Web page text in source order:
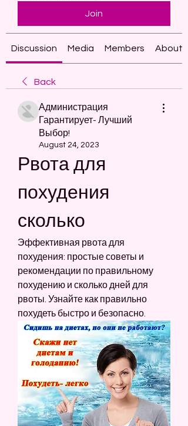
Join
Discussion Media Members About
Back
Администрация
Гарантирует- Лучший
Выбор!
August 24, 2023
Рвота для
похудения
сколько
Эффективная рвота для
похудения: простые советы и
рекомендации по правильному
похудению и сколько дней для
рвоты. Узнайте как правильно
похудеть быстро и безопасно.